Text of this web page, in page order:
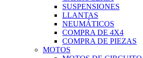
SUSPENSIONES
LLANTAS
NEUMÁTICOS
COMPRA DE 4X4
COMPRA DE PIEZAS
MOTOS